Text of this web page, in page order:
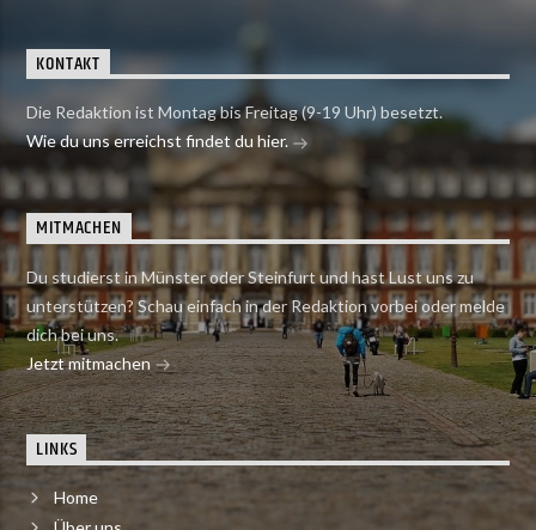
KONTAKT
Die Redaktion ist Montag bis Freitag (9-19 Uhr) besetzt.
Wie du uns erreichst findet du hier.
MITMACHEN
Du studierst in Münster oder Steinfurt und hast Lust uns zu
unterstützen? Schau einfach in der Redaktion vorbei oder melde
dich bei uns.
Jetzt mitmachen
LINKS
Home